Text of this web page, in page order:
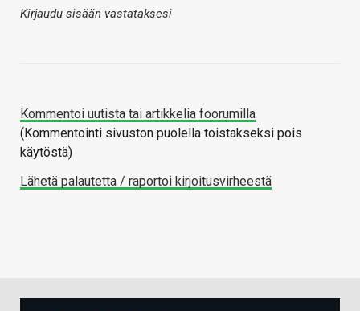
Kirjaudu sisään vastataksesi
Kommentoi uutista tai artikkelia foorumilla
(Kommentointi sivuston puolella toistakseksi pois
käytöstä)
Lähetä palautetta / raportoi kirjoitusvirheestä